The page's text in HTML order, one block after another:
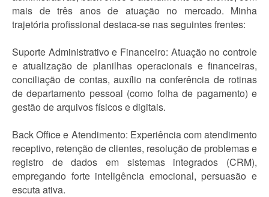
mais de três anos de atuação no mercado. Minha
trajetória profissional destaca-se nas seguintes frentes:
Suporte Administrativo e Financeiro: Atuação no controle
e atualização de planilhas operacionais e financeiras,
conciliação de contas, auxílio na conferência de rotinas
de departamento pessoal (como folha de pagamento) e
gestão de arquivos físicos e digitais.
Back Office e Atendimento: Experiência com atendimento
receptivo, retenção de clientes, resolução de problemas e
registro de dados em sistemas integrados (CRM),
empregando forte inteligência emocional, persuasão e
escuta ativa.